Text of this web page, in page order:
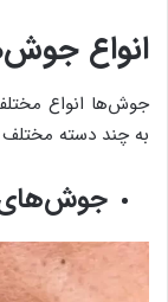
انواع
جوش‌ها انواع
به چند دسته
جوش‌های